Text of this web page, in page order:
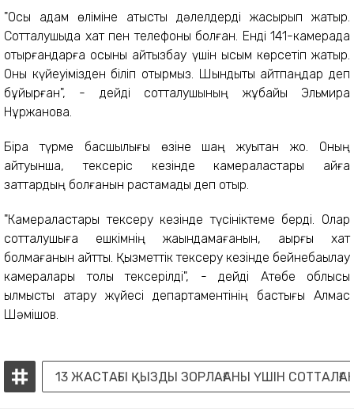
"Осы адам өліміне қатысты дәлелдерді жасырып жатыр.
Сотталушыда хат пен телефоны болған. Енді 141-камерада
отырғандарға осыны айтқызбау үшін қысым көрсетіп жатыр.
Оны күйеуімізден біліп отырмыз. Шындықты айтпаңдар деп
бұйырған", - дейді сотталушының жұбайы Эльмира
Нұржанова.
Бірақ түрме басшылығы өзіне шаң жуытқан жоқ. Оның
айтуынша, тексеріс кезінде камераластары айғақ
заттардың болғанын растамады деп отыр.
"Камераластары тексеру кезінде түсініктеме берді. Олар
сотталушыға ешкімнің жақындамағанын, ақырғы хат
болмағанын айтты. Қызметтік тексеру кезінде бейнебақылау
камералары толық тексерілді", - дейді Ақтөбе облысы
қылмыстық атқару жүйесі департаментінің бастығы Алмас
Шәмішов.
13 ЖАСТАҒЫ ҚЫЗДЫ ЗОРЛАҒАНЫ ҮШІН